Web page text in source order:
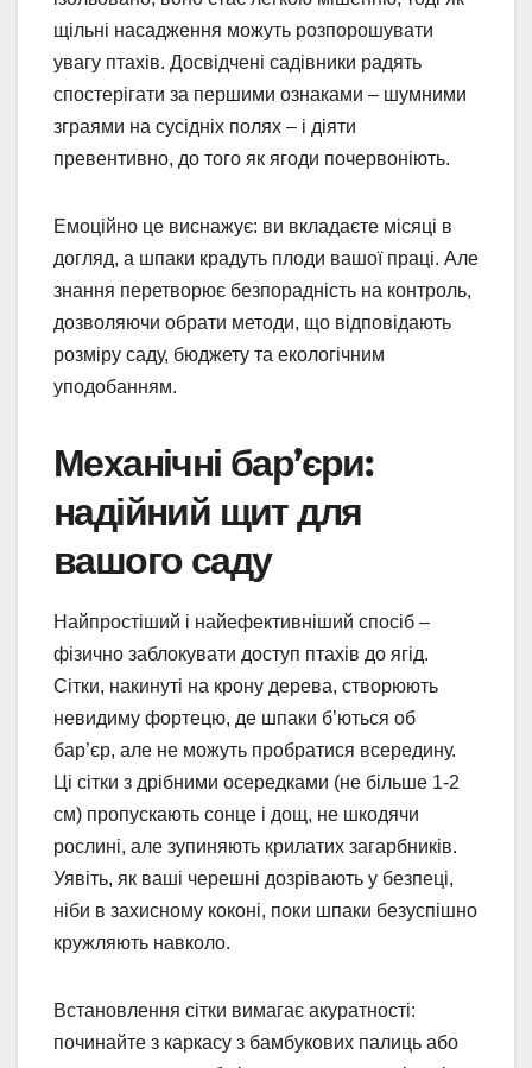
щільні насадження можуть розпорошувати
увагу птахів. Досвідчені садівники радять
спостерігати за першими ознаками – шумними
зграями на сусідніх полях – і діяти
превентивно, до того як ягоди почервоніють.
Емоційно це виснажує: ви вкладаєте місяці в
догляд, а шпаки крадуть плоди вашої праці. Але
знання перетворює безпорадність на контроль,
дозволяючи обрати методи, що відповідають
розміру саду, бюджету та екологічним
уподобанням.
Механічні бар’єри:
надійний щит для
вашого саду
Найпростіший і найефективніший спосіб –
фізично заблокувати доступ птахів до ягід.
Сітки, накинуті на крону дерева, створюють
невидиму фортецю, де шпаки б’ються об
бар’єр, але не можуть пробратися всередину.
Ці сітки з дрібними осередками (не більше 1-2
см) пропускають сонце і дощ, не шкодячи
рослині, але зупиняють крилатих загарбників.
Уявіть, як ваші черешні дозрівають у безпеці,
ніби в захисному коконі, поки шпаки безуспішно
кружляють навколо.
Встановлення сітки вимагає акуратності:
починайте з каркасу з бамбукових палиць або